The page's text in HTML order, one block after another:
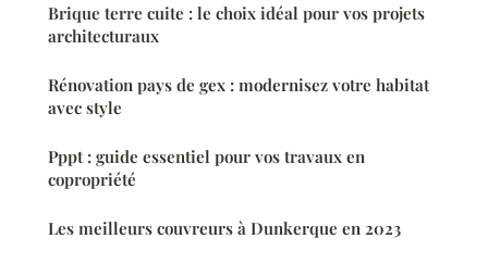
Brique terre cuite : le choix idéal pour vos projets
architecturaux
Rénovation pays de gex : modernisez votre habitat
avec style
Pppt : guide essentiel pour vos travaux en
copropriété
Les meilleurs couvreurs à Dunkerque en 2023